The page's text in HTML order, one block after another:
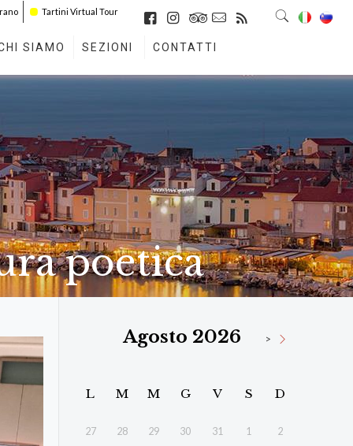
Tartini Virtual Tour
SIAMO SEZIONI CONTATTI
poetica
Agosto 2026 >
L M M G V S D
27 28 29 30 31 1 2